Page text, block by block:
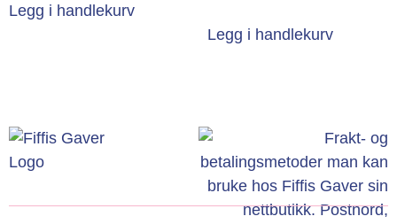
Legg i handlekurv
Legg i handlekurv